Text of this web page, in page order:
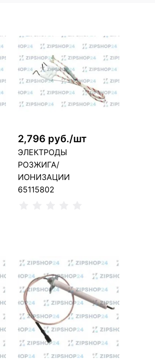
2,796 руб./шт
ЭЛЕКТРОДЫ
РОЗЖИГА/
ИОНИЗАЦИИ
65115802
Сообщить о поступлении
Нет в наличии, можно заказать